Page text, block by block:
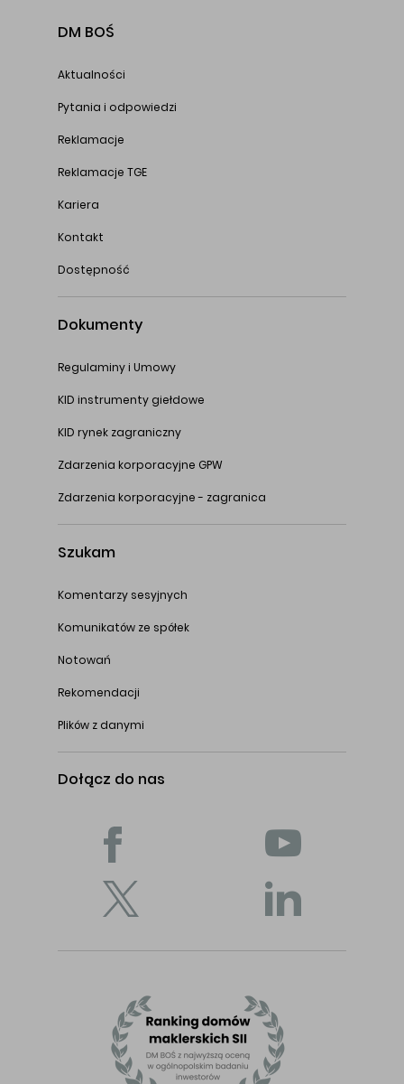
DM BOŚ
Aktualności
Pytania i odpowiedzi
Reklamacje
Reklamacje TGE
Kariera
Kontakt
Dostępność
Dokumenty
Regulaminy i Umowy
KID instrumenty giełdowe
KID rynek zagraniczny
Zdarzenia korporacyjne GPW
Zdarzenia korporacyjne - zagranica
Szukam
Komentarzy sesyjnych
Komunikatów ze spółek
Notowań
Rekomendacji
Plików z danymi
Dołącz do nas